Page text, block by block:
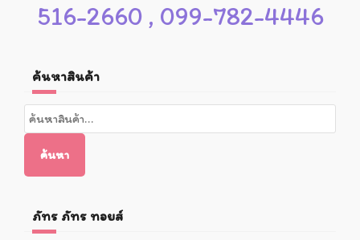
516-2660 , 099-782-4446
ค้นหาสินค้า
ค้นหา:
ค้นหา
ภัทร ภัทร ทอยส์